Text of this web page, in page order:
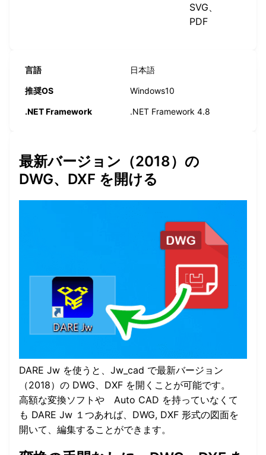
SVG、
PDF
言語 日本語
推奨OS Windows10
.NET Framework .NET Framework 4.8
最新バージョン（2018）の
DWG、DXF を開ける
DARE Jw を使うと、Jw_cad で最新バージョン
（2018）の DWG、DXF を開くことが可能です。
高額な変換ソフトや Auto CAD を持っていなくて
も DARE Jw １つあれば、DWG, DXF 形式の図面を
開いて、編集することができます。